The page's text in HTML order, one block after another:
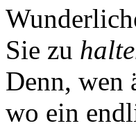
Sie zu
Denn, wen
wo ein